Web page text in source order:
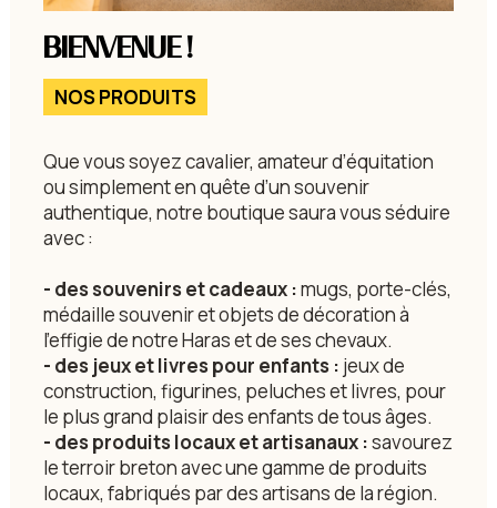
BIENVENUE !
NOS PRODUITS
Que vous soyez cavalier, amateur d’équitation
ou simplement en quête d’un souvenir
authentique, notre boutique saura vous séduire
avec :
- des souvenirs et cadeaux :mugs, porte-clés,
médaille souvenir et objets de décoration à
l'effigie de notre Haras et de ses chevaux.
- des jeux et livres pour enfants : jeux de
construction, figurines, peluches et livres, pour
le plus grand plaisir des enfants de tous âges.
- des produits locaux et artisanaux :savourez
le terroir breton avec une gamme de produits
locaux, fabriqués par des artisans de la région.